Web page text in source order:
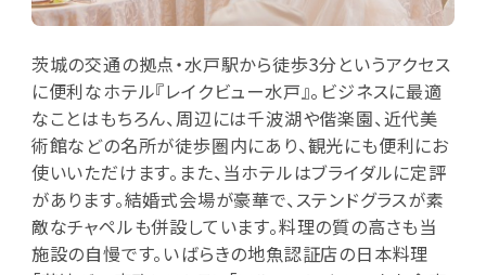
茨城の交通の拠点・水戸駅から徒歩3分というアクセス
に便利なホテル『レイクビュー水戸』。ビジネスに最適
なことはもちろん、周辺には千波湖や偕楽園、近代美
術館などの名所が徒歩圏内にあり、観光にも便利にお
使いいただけます。また、当ホテルはブライダルに定評
があります。結婚式会場が豪華で、ステンドグラスが素
敵なチャペルも併設しています。料理の質の高さも当
施設の自慢です。いばらきの地魚認証店の日本料理